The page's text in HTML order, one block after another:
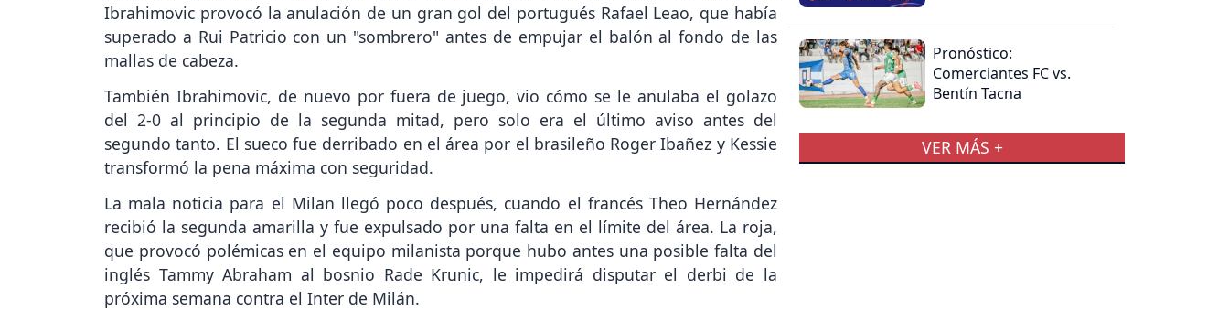
Ibrahimovic provocó la anulación de un gran gol del portugués Rafael Leao, que había
superado a Rui Patricio con un "sombrero" antes de empujar el balón al fondo de las
mallas de cabeza.
También Ibrahimovic, de nuevo por fuera de juego, vio cómo se le anulaba el golazo
del 2-0 al principio de la segunda mitad, pero solo era el último aviso antes del
segundo tanto. El sueco fue derribado en el área por el brasileño Roger Ibañez y Kessie
transformó la pena máxima con seguridad.
La mala noticia para el Milan llegó poco después, cuando el francés Theo Hernández
recibió la segunda amarilla y fue expulsado por una falta en el límite del área. La roja,
que provocó polémicas en el equipo milanista porque hubo antes una posible falta del
inglés Tammy Abraham al bosnio Rade Krunic, le impedirá disputar el derbi de la
próxima semana contra el Inter de Milán.
Pronóstico:
Comerciantes FC vs.
Bentín Tacna
VER MÁS +